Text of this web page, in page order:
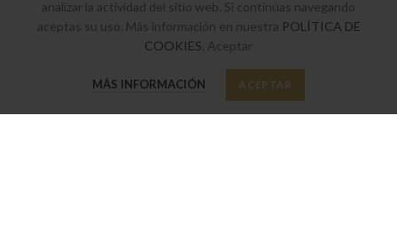
Términos y Condiciones legales
Política de privacidad y cookies
analizar la actividad del sitio web. Si continúas navegando
aceptas su uso. Más información en nuestra POLÍTICA DE
COOKIES . Aceptar
MÁS INFORMACIÓN ACEPTAR